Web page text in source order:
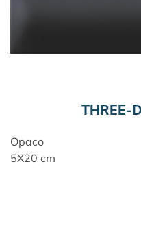
THREE-
Opaco
5X20 cm